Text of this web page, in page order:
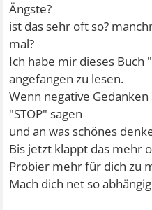
Ängste?
ist das sehr oft so?
mal?
Ich habe mir dieses Buch
angefangen zu lesen.
Wenn negative
"STOP" sagen
und an was schönes
Bis jetzt klappt das mehr
Probier mehr für dich zu
Mach dich net so